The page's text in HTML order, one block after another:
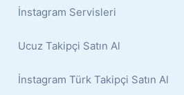
İnstagram Servisleri
Ucuz Takipçi Satın Al
İnstagram Türk Takipçi Satın Al